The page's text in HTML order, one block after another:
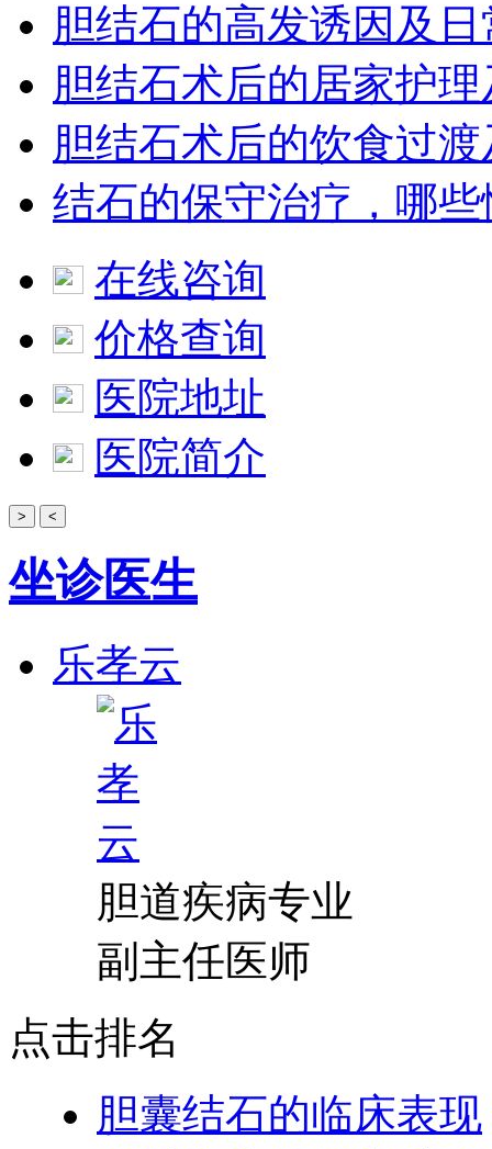
胆结石的高发诱因及
胆结石术后的居家护
胆结石术后的饮食过
结石的保守治疗，哪
在线咨询
价格查询
医院地址
医院简介
> <
坐诊医生
乐孝云
胆道疾病专业
副主任医师
点击排名
胆囊结石的临床表现